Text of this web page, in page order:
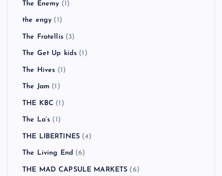
The Enemy (1)
the engy (1)
The Fratellis(3)
The Get Up kids (1)
The Hives (1)
The Jam (1)
THE KBC (1)
The La’s (1)
THE LIBERTINES (4)
The Living End (6)
THE MAD CAPSULE MARKETS (6)